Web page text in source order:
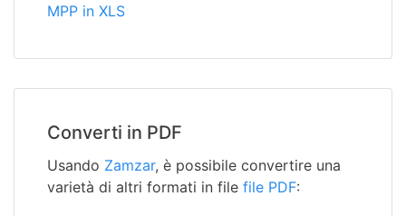
MPP in XLS
Converti in PDF
Usando Zamzar, è possibile convertire una
varietà di altri formati in file file PDF: